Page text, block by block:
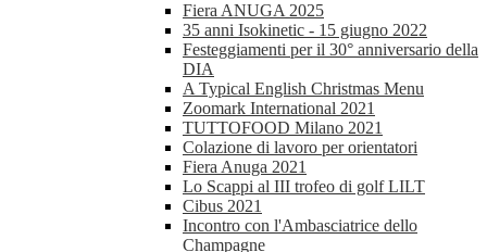
Fiera ANUGA 2025
35 anni Isokinetic - 15 giugno 2022
Festeggiamenti per il 30° anniversario della
DIA
A Typical English Christmas Menu
Zoomark International 2021
TUTTOFOOD Milano 2021
Colazione di lavoro per orientatori
Fiera Anuga 2021
Lo Scappi al III trofeo di golf LILT
Cibus 2021
Incontro con l'Ambasciatrice dello
Champagne